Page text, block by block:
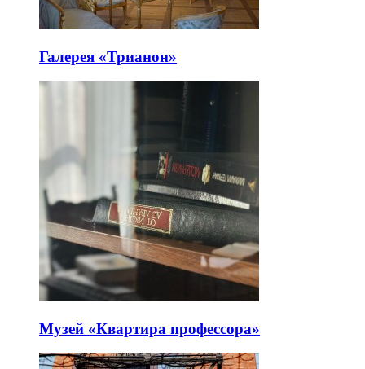
Галерея «Трианон»
Музей «Квартира профессора»